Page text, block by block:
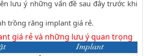
lưu ý những vấn đề sau đây trước khi
trồng răng implant giá rẻ.
giá rẻ và những lưu ý quan trọng